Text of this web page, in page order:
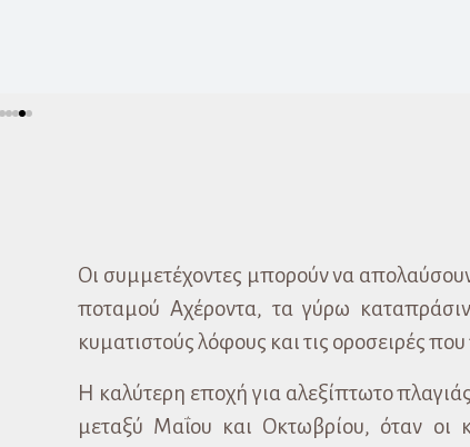
Οι συμμετέχοντες μπορούν να
ποταμού Αχέροντα, τα γύρω
κυματιστούς λόφους και τις οροσειρές
Η καλύτερη εποχή για αλεξίπτωτο
μεταξύ Μαΐου και Οκτωβρίου, όταν οι